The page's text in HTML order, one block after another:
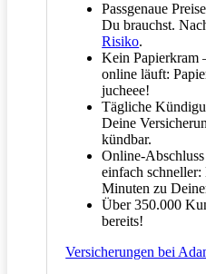
Passgenaue
Du brauchst.
Risiko.
Kein Papierkram
online läuft:
jucheee!
Tägliche
Deine
kündbar.
Online-
einfach
Minuten zu
Über 350.000
bereits!
Versicherungen bei